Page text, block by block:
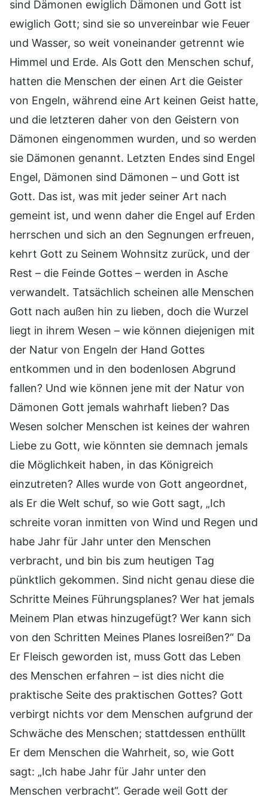
sind Dämonen ewiglich Dämonen und Gott ist
ewiglich Gott; sind sie so unvereinbar wie Feuer
und Wasser, so weit voneinander getrennt wie
Himmel und Erde. Als Gott den Menschen schuf,
hatten die Menschen der einen Art die Geister
von Engeln, während eine Art keinen Geist hatte,
und die letzteren daher von den Geistern von
Dämonen eingenommen wurden, und so werden
sie Dämonen genannt. Letzten Endes sind Engel
Engel, Dämonen sind Dämonen – und Gott ist
Gott. Das ist, was mit jeder seiner Art nach
gemeint ist, und wenn daher die Engel auf Erden
herrschen und sich an den Segnungen erfreuen,
kehrt Gott zu Seinem Wohnsitz zurück, und der
Rest – die Feinde Gottes – werden in Asche
verwandelt. Tatsächlich scheinen alle Menschen
Gott nach außen hin zu lieben, doch die Wurzel
liegt in ihrem Wesen – wie können diejenigen mit
der Natur von Engeln der Hand Gottes
entkommen und in den bodenlosen Abgrund
fallen? Und wie können jene mit der Natur von
Dämonen Gott jemals wahrhaft lieben? Das
Wesen solcher Menschen ist keines der wahren
Liebe zu Gott, wie könnten sie demnach jemals
die Möglichkeit haben, in das Königreich
einzutreten? Alles wurde von Gott angeordnet,
als Er die Welt schuf, so wie Gott sagt, „Ich
schreite voran inmitten von Wind und Regen und
habe Jahr für Jahr unter den Menschen
verbracht, und bin bis zum heutigen Tag
pünktlich gekommen. Sind nicht genau diese die
Schritte Meines Führungsplanes? Wer hat jemals
Meinem Plan etwas hinzugefügt? Wer kann sich
von den Schritten Meines Planes losreißen?“ Da
Er Fleisch geworden ist, muss Gott das Leben
des Menschen erfahren – ist dies nicht die
praktische Seite des praktischen Gottes? Gott
verbirgt nichts vor dem Menschen aufgrund der
Schwäche des Menschen; stattdessen enthüllt
Er dem Menschen die Wahrheit, so, wie Gott
sagt: „Ich habe Jahr für Jahr unter den
Menschen verbracht“. Gerade weil Gott der